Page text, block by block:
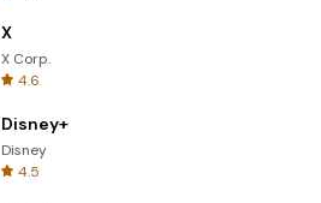
X
X Corp.
4.6
Disney+
Disney
4.5